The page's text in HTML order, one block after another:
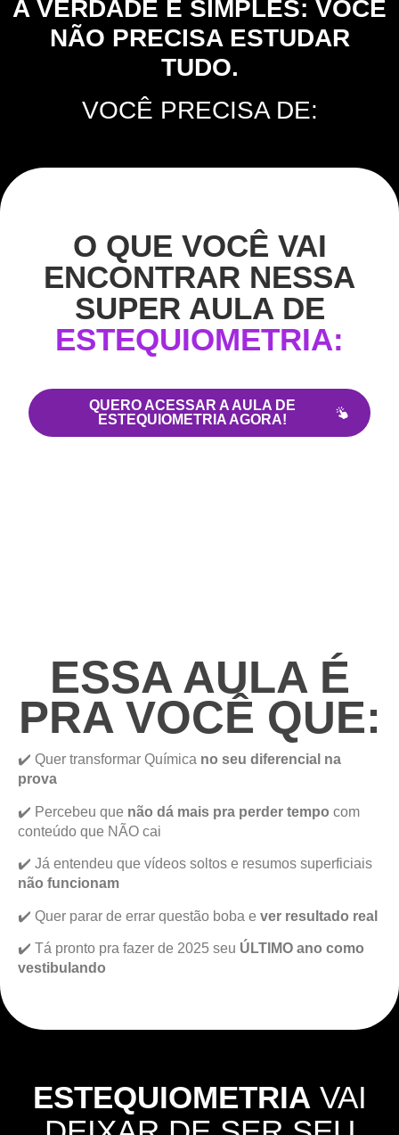
A VERDADE É SIMPLES: VOCÊ
NÃO PRECISA ESTUDAR
TUDO.
VOCÊ PRECISA DE:
O QUE VOCÊ VAI
ENCONTRAR NESSA
SUPER AULA DE
ESTEQUIOMETRIA:
QUERO ACESSAR A AULA DE
ESTEQUIOMETRIA AGORA!
ESSA AULA É
PRA VOCÊ QUE:
✔️ Quer transformar Química no seu diferencial na
prova
✔️ Percebeu que não dá mais pra perder tempo com
conteúdo que NÃO cai
✔️ Já entendeu que vídeos soltos e resumos superficiais
não funcionam
✔️ Quer parar de errar questão boba e ver resultado real
✔️ Tá pronto pra fazer de 2025 seu ÚLTIMO ano como
vestibulando
ESTEQUIOMETRIA VAI